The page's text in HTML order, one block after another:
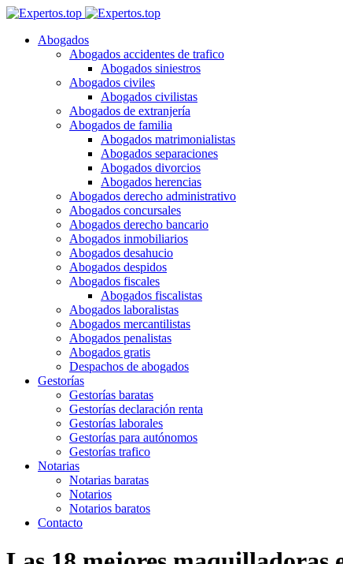
Abogados
Abogados accidentes de trafico
Abogados siniestros
Abogados civiles
Abogados civilistas
Abogados de extranjería
Abogados de familia
Abogados matrimonialistas
Abogados separaciones
Abogados divorcios
Abogados herencias
Abogados derecho administrativo
Abogados concursales
Abogados derecho bancario
Abogados inmobiliarios
Abogados desahucio
Abogados despidos
Abogados fiscales
Abogados fiscalistas
Abogados laboralistas
Abogados mercantilistas
Abogados penalistas
Abogados gratis
Despachos de abogados
Gestorías
Gestorías baratas
Gestorías declaración renta
Gestorías laborales
Gestorías para autónomos
Gestorías trafico
Notarias
Notarias baratas
Notarios
Notarios baratos
Contacto